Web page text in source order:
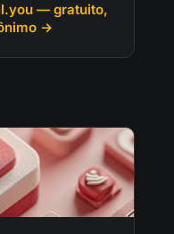
— gratuito,
→